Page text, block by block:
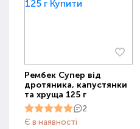
Рембек Супер від
дротяника, капустянки
та хруща 125 г
2
Є в наявності